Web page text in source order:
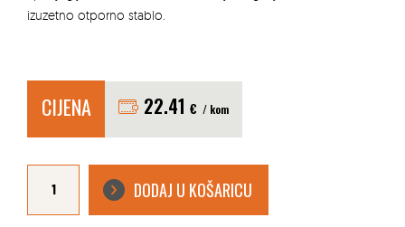
izuzetno otporno stablo.
CIJENA 22.41 € / kom
Ginko
DODAJ U KOŠARICU